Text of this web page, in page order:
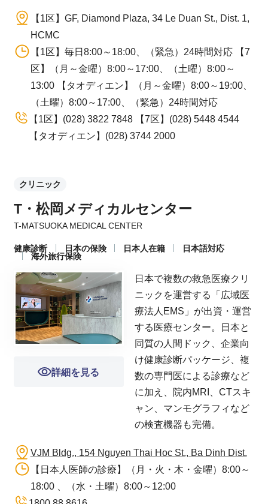
【1区】GF, Diamond Plaza, 34 Le Duan St., Dist. 1,
HCMC
【1区】毎日8:00～18:00、（緊急）24時間対応 【7
区】（月～金曜）8:00～17:00、（土曜）8:00～
13:00 【タオディエン】（月～金曜）8:00～19:00、
（土曜）8:00～17:00、（緊急）24時間対応
【1区】(028) 3822 7848 【7区】(028) 5448 4544
【タオディエン】(028) 3744 2000
詳細を見る
クリニック
T・松岡メディカルセンター
T-MATSUOKA MEDICAL CENTER
健康診断 日本の保険 日本人在籍 日本語対応
海外旅行保険
日本で複数の救急医療クリ
ニックを運営する「広域医
療法人EMS」が出資・運営
する医療センター。日本と
同質の人間ドック、企業向
け健康診断パッケージ、複
数の専門医による診療など
に加え、院内MRI、CTスキ
ャン、マンモグラフィなど
の検査機器も完備。
VJM Bldg., 154 Nguyen Thai Hoc St., Ba Dinh Dist.
【日本人医師の診療】（月・火・木・金曜）8:00～
18:00 、（水・土曜）8:00～12:00